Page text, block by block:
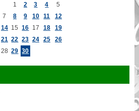
1
2 3 4
5
7 8 9 10 11
12
14 15 16 17 18
19
21 22 23 24 25
26
28 29 30